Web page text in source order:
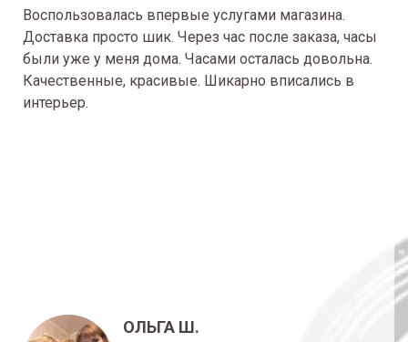
Воспользовалась впервые услугами магазина.
Доставка просто шик. Через час после заказа, часы
были уже у меня дома. Часами осталась довольна.
Качественные, красивые. Шикарно вписались в
интерьер.
ОЛЬГА Ш.